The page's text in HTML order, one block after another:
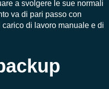
a svolgere le sue normali
va di pari passo con
di lavoro manuale e di